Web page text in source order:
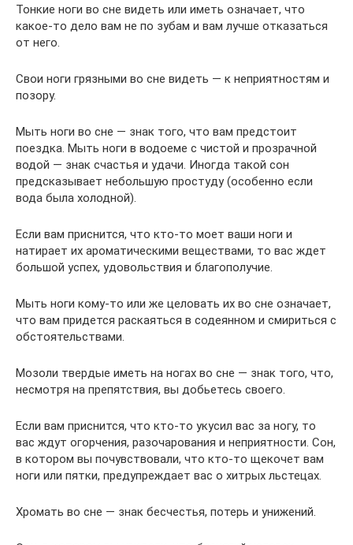
Тонкие ноги во сне видеть или иметь означает, что
какое-то дело вам не по зубам и вам лучше отказаться
от него.
Свои ноги грязными во сне видеть — к неприятностям и
позору.
Мыть ноги во сне — знак того, что вам предстоит
поездка. Мыть ноги в водоеме с чистой и прозрачной
водой — знак счастья и удачи. Иногда такой сон
предсказывает небольшую простуду (особенно если
вода была холодной).
Если вам приснится, что кто-то моет ваши ноги и
натирает их ароматическими веществами, то вас ждет
большой успех, удовольствия и благополучие.
Мыть ноги кому-то или же целовать их во сне означает,
что вам придется раскаяться в содеянном и смириться с
обстоятельствами.
Мозоли твердые иметь на ногах во сне — знак того, что,
несмотря на препятствия, вы добьетесь своего.
Если вам приснится, что кто-то укусил вас за ногу, то
вас ждут огорчения, разочарования и неприятности. Сон,
в котором вы почувствовали, что кто-то щекочет вам
ноги или пятки, предупреждает вас о хитрых льстецах.
Хромать во сне — знак бесчестья, потерь и унижений.